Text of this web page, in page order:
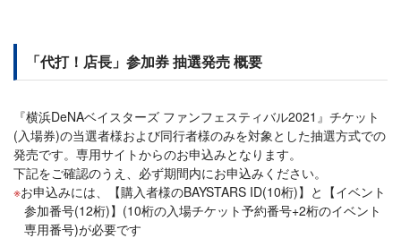
「代打！店長」参加券 抽選発売 概要
『横浜DeNAベイスターズ ファンフェスティバル2021』チケット
(入場券)の当選者様および同行者様のみを対象とした抽選方式での
発売です。専用サイトからのお申込みとなります。
下記をご確認のうえ、必ず期間内にお申込みください。
お申込みには、【購入者様のBAYSTARS ID(10桁)】と【イベント
参加番号(12桁)】(10桁の入場チケット予約番号+2桁のイベント
専用番号)が必要です